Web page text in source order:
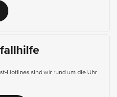
Hotlines sind wir rund um die Uhr